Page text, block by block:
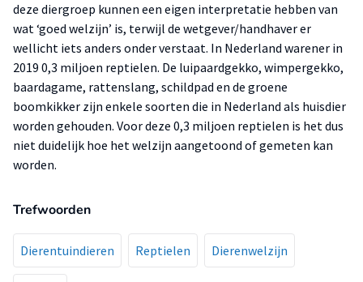
deze diergroep kunnen een eigen interpretatie hebben van
wat ‘goed welzijn’ is, terwijl de wetgever/handhaver er
wellicht iets anders onder verstaat. In Nederland warener in
2019 0,3 miljoen reptielen. De luipaardgekko, wimpergekko,
baardagame, rattenslang, schildpad en de groene
boomkikker zijn enkele soorten die in Nederland als huisdier
worden gehouden. Voor deze 0,3 miljoen reptielen is het dus
niet duidelijk hoe het welzijn aangetoond of gemeten kan
worden.
Trefwoorden
Dierentuindieren Reptielen Dierenwelzijn